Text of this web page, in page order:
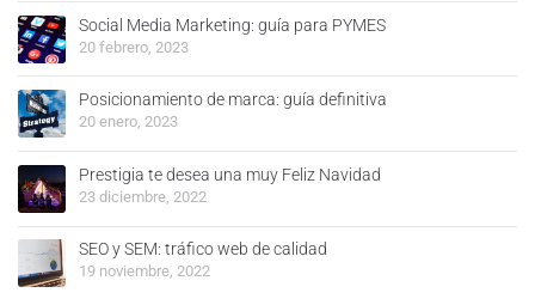
Social Media Marketing: guía para PYMES
20 febrero, 2023
Posicionamiento de marca: guía definitiva
20 enero, 2023
Prestigia te desea una muy Feliz Navidad
23 diciembre, 2022
SEO y SEM: tráfico web de calidad
19 noviembre, 2022